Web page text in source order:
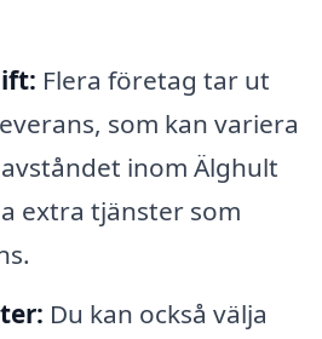
Flera företag tar ut
som kan variera
inom Älghult
extra tjänster som
Du kan också välja